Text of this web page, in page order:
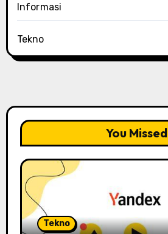
Informasi
Tekno
You Missed
Tekno